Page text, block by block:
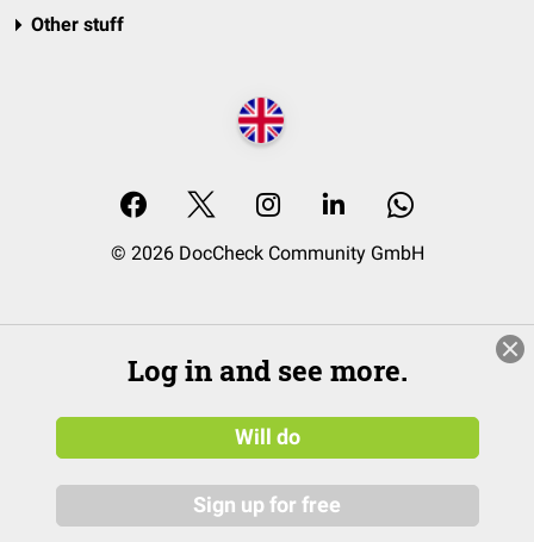
Other stuff
© 2026 DocCheck Community GmbH
Log in and see more.
Will do
Sign up for free